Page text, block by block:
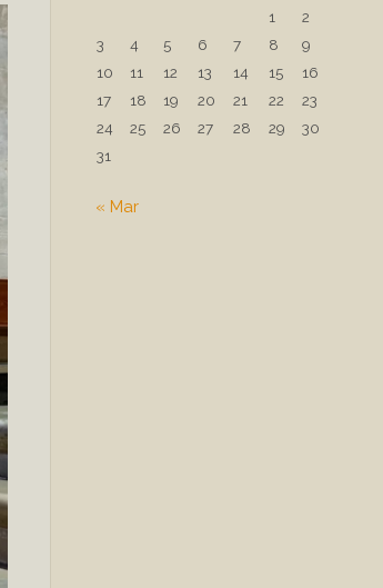
1
2
3
4 5 6 7 8
9
10
11 12 13 14 15
16
17
18 19 20 21 22
23
24
25 26 27 28 29
30
31
« Mar